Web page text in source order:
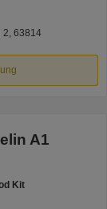
2, 63814
A1
Kit